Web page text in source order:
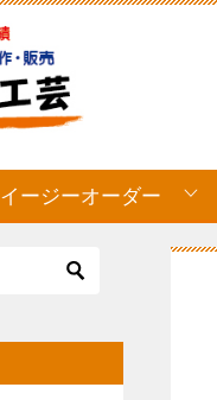
イージーオーダー